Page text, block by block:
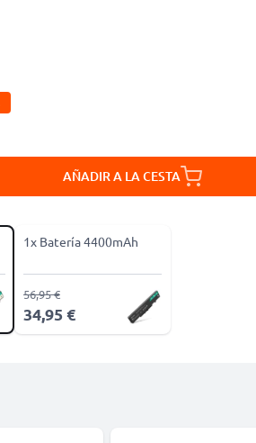
AÑADIR A LA CESTA
1x Batería 4400mAh
34,95 €
56,95 €